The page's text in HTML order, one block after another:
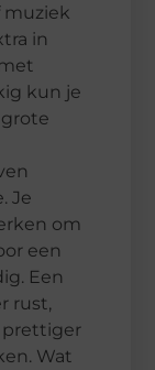
muziek
in
kun je
Je
om
een
Een
rust,
prettiger
Wat